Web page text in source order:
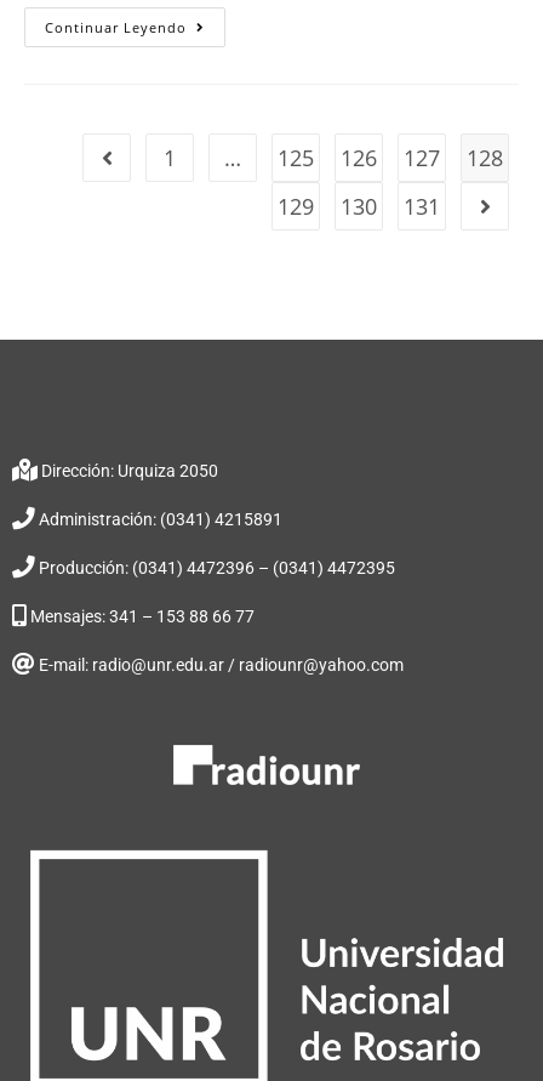
Continuar Leyendo
1 … 125 126 127
128
129
130 131
Dirección: Urquiza 2050
Administración: (0341) 4215891
Producción: (0341) 4472396 – (0341) 4472395
Mensajes: 341 – 153 88 66 77
E-mail: radio@unr.edu.ar / radiounr@yahoo.com